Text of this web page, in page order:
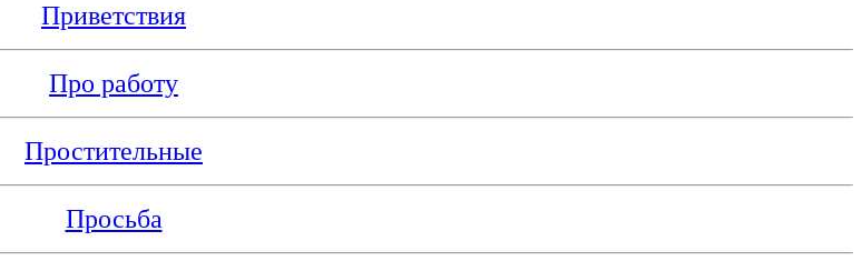
Приветствия
Про работу
Простительные
Просьба